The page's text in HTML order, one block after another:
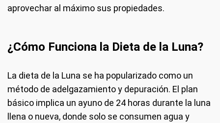
aprovechar al máximo sus propiedades.
¿Cómo Funciona la Dieta de la Luna?
La dieta de la Luna se ha popularizado como un
método de adelgazamiento y depuración. El plan
básico implica un ayuno de 24 horas durante la luna
llena o nueva, donde solo se consumen agua y